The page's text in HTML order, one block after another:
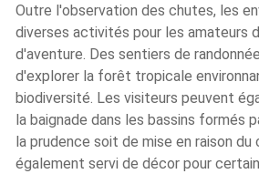
Outre l'observation des chutes, les
diverses activités pour les amateurs
d'aventure. Des sentiers de
d'explorer la forêt tropicale
biodiversité. Les visiteurs peuvent
la baignade dans les bassins formés
la prudence soit de mise en raison du
également servi de décor pour